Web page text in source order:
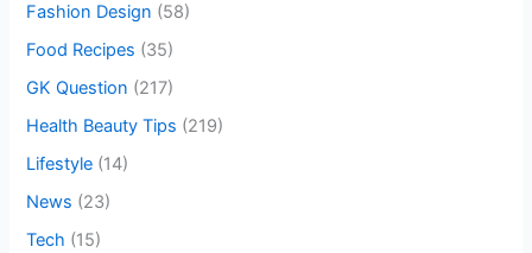
:
Fashion Design (58)
Food Recipes (35)
GK Question (217)
Health Beauty Tips (219)
Lifestyle (14)
News (23)
Tech (15)